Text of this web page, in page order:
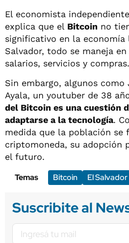
El economista independiente
explica que el Bitcoin no
significativo en la economía
Salvador, todo se maneja
salarios, servicios y compras.
Sin embargo, algunos como
Ayala, un youtuber de 38
del Bitcoin es una cuestión
adaptarse a la tecnología.
medida que la población se
criptomoneda, su adopción
el futuro.
Temas
Bitcoin El Salvador
Suscribite al